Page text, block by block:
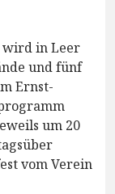
wird in Leer
und fünf
Ernst-
um 20
vom Verein